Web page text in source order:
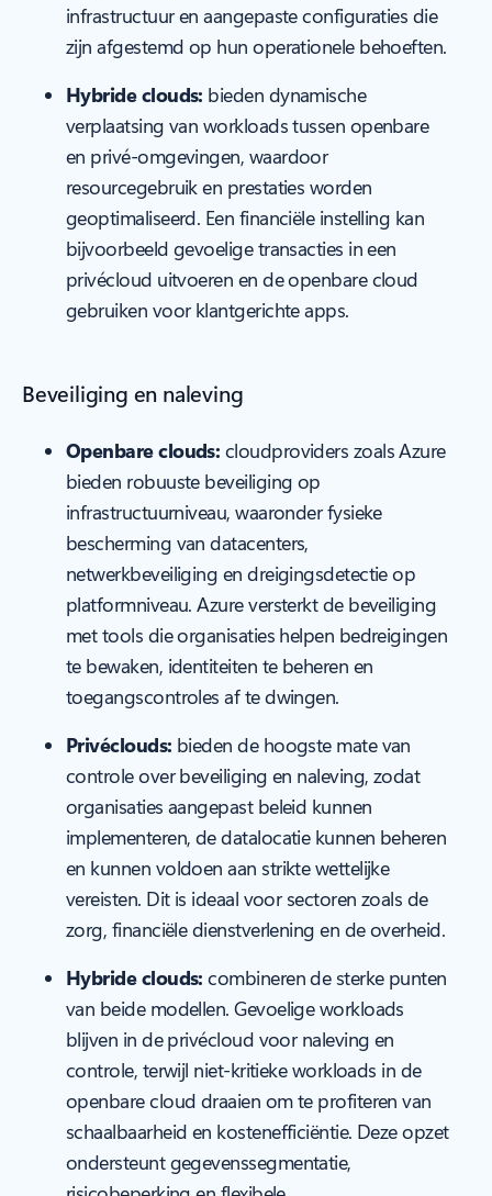
infrastructuur en aangepaste configuraties die
zijn afgestemd op hun operationele behoeften.
Hybride clouds: bieden dynamische
verplaatsing van workloads tussen openbare
en privé-omgevingen, waardoor
resourcegebruik en prestaties worden
geoptimaliseerd. Een financiële instelling kan
bijvoorbeeld gevoelige transacties in een
privécloud uitvoeren en de openbare cloud
gebruiken voor klantgerichte apps.
Beveiliging en naleving
Openbare clouds: cloudproviders zoals Azure
bieden robuuste beveiliging op
infrastructuurniveau, waaronder fysieke
bescherming van datacenters,
netwerkbeveiliging en dreigingsdetectie op
platformniveau. Azure versterkt de beveiliging
met tools die organisaties helpen bedreigingen
te bewaken, identiteiten te beheren en
toegangscontroles af te dwingen.
Privéclouds: bieden de hoogste mate van
controle over beveiliging en naleving, zodat
organisaties aangepast beleid kunnen
implementeren, de datalocatie kunnen beheren
en kunnen voldoen aan strikte wettelijke
vereisten. Dit is ideaal voor sectoren zoals de
zorg, financiële dienstverlening en de overheid.
Hybride clouds: combineren de sterke punten
van beide modellen. Gevoelige workloads
blijven in de privécloud voor naleving en
controle, terwijl niet-kritieke workloads in de
openbare cloud draaien om te profiteren van
schaalbaarheid en kostenefficiëntie. Deze opzet
ondersteunt gegevenssegmentatie,